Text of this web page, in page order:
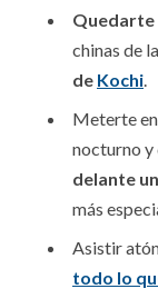
chinas de
de Kochi.
Meterte
nocturno y
delante
más
Asistir
todo lo